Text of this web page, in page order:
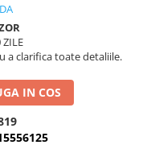
ZILE
a clarifica toate detaliile.
IN COS